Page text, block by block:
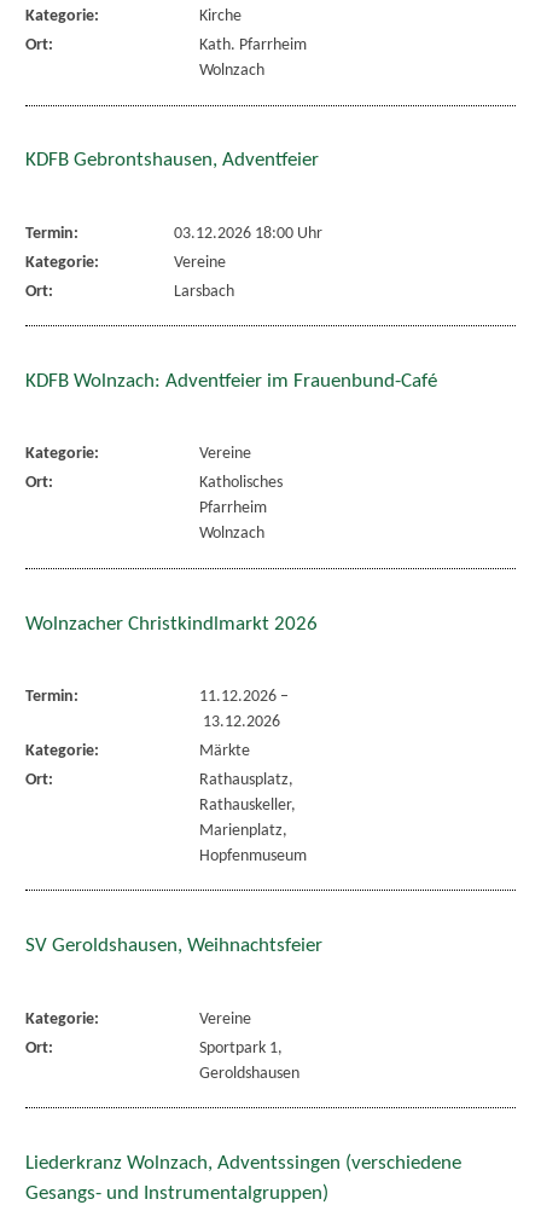
Kategorie:
Kirche
Ort:
Kath. Pfarrheim
Wolnzach
KDFB Gebrontshausen, Adventfeier
Termin:
03.12.2026 18:00 Uhr
Kategorie:
Vereine
Ort:
Larsbach
KDFB Wolnzach: Adventfeier im Frauenbund-Café
Kategorie:
Vereine
Ort:
Katholisches
Pfarrheim
Wolnzach
Wolnzacher Christkindlmarkt 2026
Termin: 11.12.2026–
13.12.2026
Kategorie:
Märkte
Ort:
Rathausplatz,
Rathauskeller,
Marienplatz,
Hopfenmuseum
SV Geroldshausen, Weihnachtsfeier
Kategorie:
Vereine
Ort:
Sportpark 1,
Geroldshausen
Liederkranz Wolnzach, Adventssingen (verschiedene
Gesangs- und Instrumentalgruppen)